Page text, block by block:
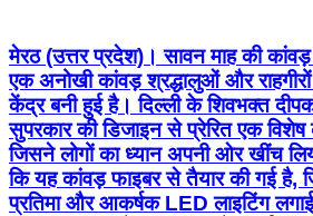
मेरठ (उत्तर प्रदेश)। सावन माह की कांवड़
एक अनोखी कांवड़ श्रद्धालुओं और
केंद्र बनी हुई है। दिल्ली के शिवभक्त
सुपरकार की डिजाइन से प्रेरित एक विशेष
जिसने लोगों का ध्यान अपनी ओर खींच
कि यह कांवड़ फाइबर से तैयार की गई है,
प्रतिमा और आकर्षक LED लाइटिंग